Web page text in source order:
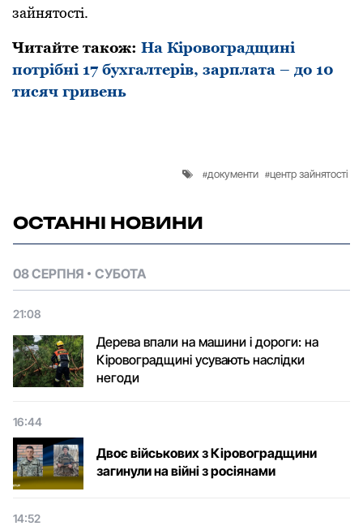
зайнятoсті.
Читайте також: На Кіровоградщині
потрібні 17 бухгалтерів, зарплата – до 10
тисяч гривень
документи центр зайнятості
ОСТАННІ НОВИНИ
08 СЕРПНЯ СУБОТА
21:08
Дерева впали на машини і дороги: на
Кіровоградщині усувають наслідки
негоди
16:44
Двоє військових з Кіровоградщини
загинули на війні з росіянами
14:52